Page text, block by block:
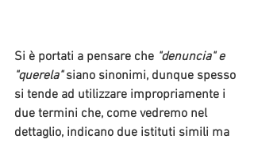
Si è portati a pensare che "denuncia" e
"querela" siano sinonimi, dunque spesso
si tende ad utilizzare impropriamente i
due termini che, come vedremo nel
dettaglio, indicano due istituti simili ma